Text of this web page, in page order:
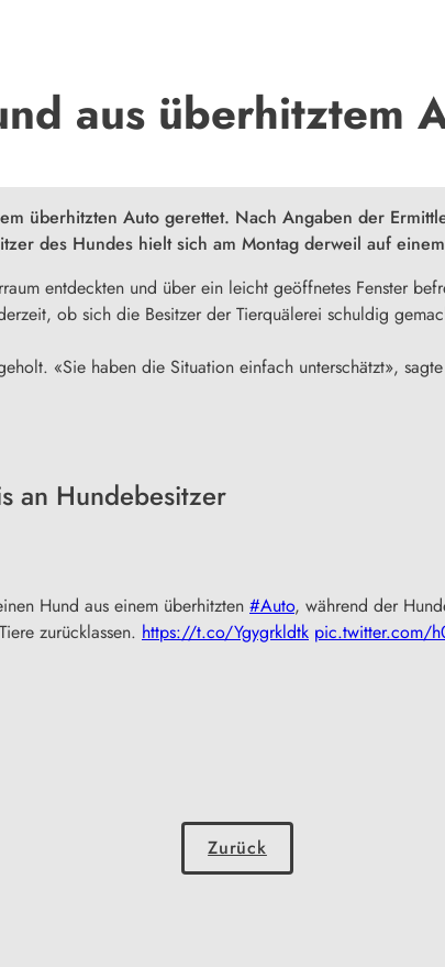
aus überhitztem
überhitzten Auto gerettet. Nach Angaben der
des Hundes hielt sich am Montag derweil auf
entdeckten und über ein leicht geöffnetes Fenster
ob sich die Besitzer der Tierquälerei schuldig
«Sie haben die Situation einfach unterschätzt»,
an Hundebesitzer
Hund aus einem überhitzten #Auto, während der
zurücklassen. https://t.co/Ygygrkldtk pic.twitter.com/
Zurück